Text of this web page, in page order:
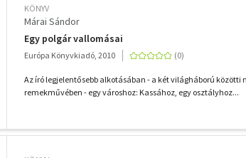
KÖNYV
Márai Sándor
Egy polgár vallomásai
Európa Könyvkiadó, 2010
Az író legjelentősebb alkotásában - a két világháború közötti
remekművében - egy városhoz: Kassához, egy osztályhoz...